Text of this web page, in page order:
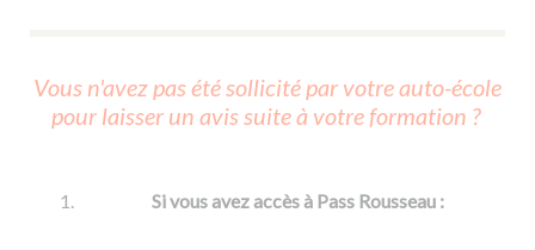
Code de la route
Passer l'ASSR
Réviser le code
Passer l'ETM
Permis voiture
Vous n'avez pas été sollicité par votre auto-école
pour laisser un avis suite à votre formation ?
Si vous avez accès à Pass Rousseau :